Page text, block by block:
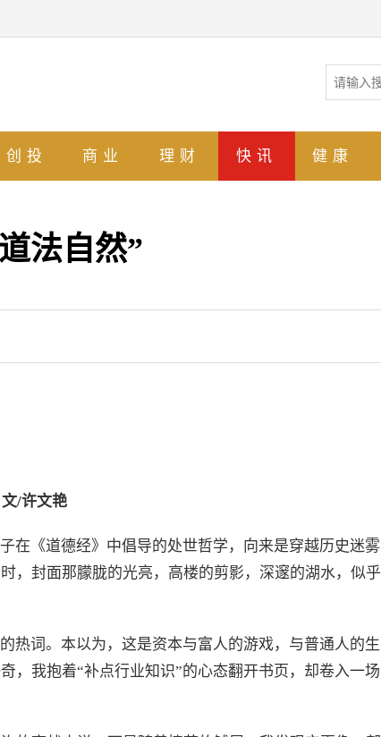
创投 商业 理财 快讯 健康
法自然”
文/许文艳
在《道德经》中倡导的处世哲学，向来是穿越历史迷雾
，封面那朦胧的光亮，高楼的剪影，深邃的湖水，似乎
热词。本以为，这是资本与富人的游戏，与普通人的生
，我抱着“补点行业知识”的心态翻开书页，却卷入一场